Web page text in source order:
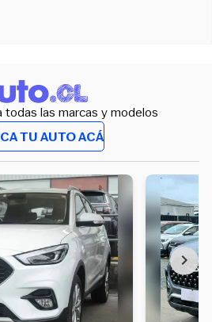
todas las marcas y modelos
TU AUTO ACÁ